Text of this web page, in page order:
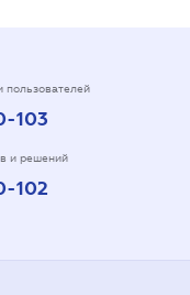
пользователей
103
и решений
102